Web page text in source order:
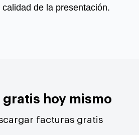
calidad de la presentación.
gratis hoy mismo
facturas gratis